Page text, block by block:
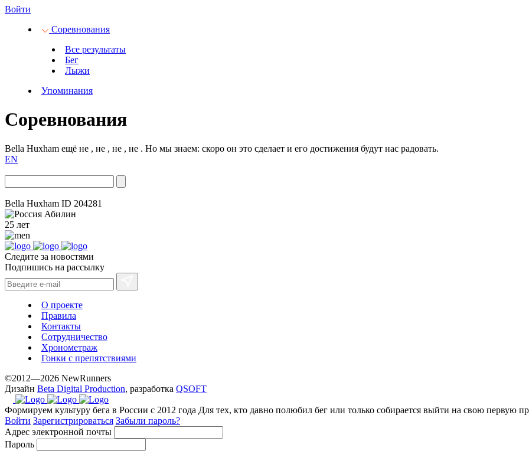
Войти
Соревнования
Все результаты
Бег
Лыжи
Упоминания
Соревнования
Bella Huxham ещё не , не , не , не . Но мы знаем: скоро он это сделает и его достижения будут нас радовать.
EN
Bella Huxham ID 204281
Абилин
25 лет
Следите за новостями
Подпишись на рассылку
О проекте
Правила
Контакты
Сотрудничество
Хронометраж
Гонки с препятствиями
©2012—2026 NewRunners
Дизайн Beta Digital Production, разработка QSOFT
Формируем культуру бега в России с 2012 года Для тех, кто давно полюбил бег или только собирается выйти на свою первую
Войти Зарегистрироваться Забыли пароль?
Адрес электронной почты
Пароль